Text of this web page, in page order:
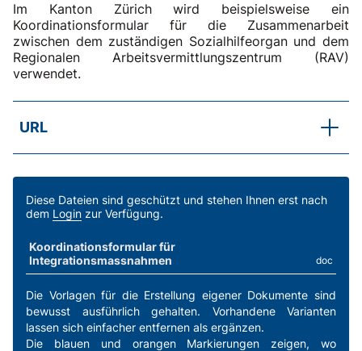
Im Kanton Zürich wird beispielsweise ein
Koordinationsformular für die Zusammenarbeit
zwischen dem zuständigen Sozialhilfeorgan und dem
Regionalen Arbeitsvermittlungszentrum (RAV)
verwendet.
URL
Koordinationsformular RAV Kanton ZH
Diese Dateien sind geschützt und stehen Ihnen erst nach
dem Login zur Verfügung.
Koordinationsformular für
Integrationsmassnahmen
doc
Die Vorlagen für die Erstellung eigener Dokumente sind
bewusst ausführlich gehalten. Vorhandene Varianten
lassen sich einfacher entfernen als ergänzen.
Die blauen und orangen Markierungen zeigen, wo